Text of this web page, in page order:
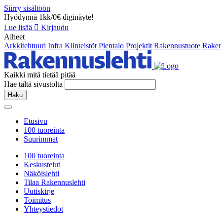
Siirry sisältöön
Hyödynnä 1kk/0€ diginäyte!
Lue lisää
Kirjaudu
Aiheet
Arkkitehtuuri Infra Kiinteistöt Pientalo Projektit Rakennustuote
Kaikki mitä tietää pitää
Hae tältä sivustolta
Haku
Etusivu
100 tuoreinta
Suurimmat
100 tuoreinta
Keskustelut
Näköislehti
Tilaa Rakennuslehti
Uutiskirje
Toimitus
Yhteystiedot